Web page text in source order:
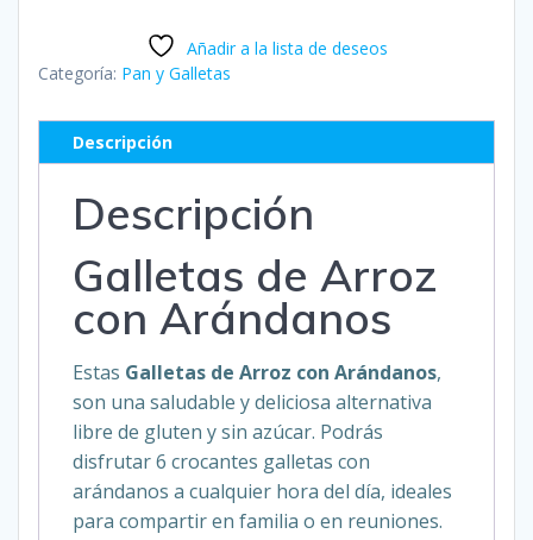
-
NARUNA
FOODS
Añadir a la lista de deseos
Categoría: Pan y Galletas
Descripción
Descripción
Galletas de Arroz
con Arándanos
Estas Galletas de Arroz con Arándanos,
son una saludable y deliciosa alternativa
libre de gluten y sin azúcar. Podrás
disfrutar 6 crocantes galletas con
arándanos a cualquier hora del día, ideales
para compartir en familia o en reuniones.